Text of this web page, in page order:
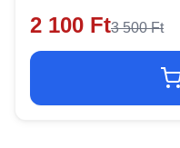
2 100 Ft3 500 Ft